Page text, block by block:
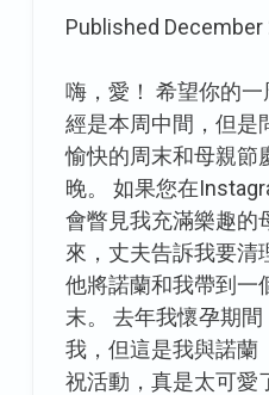
Published December
嗨，愛！ 希望你的
經是本周中間，但是
愉快的周末和母親節
晚。 如果您在
會瞥見我充滿樂趣的
來，丈夫告訴我要清
他將諾蘭和我帶到一
末。 去年我懷孕期
我，但這是我與諾蘭
祝活動，真是太可愛